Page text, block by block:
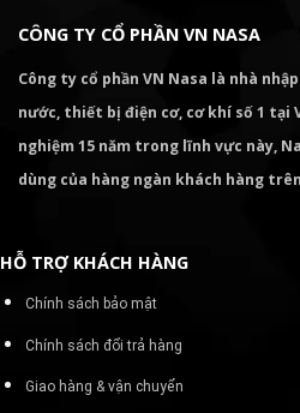
CÔNG TY CỔ PHẦN VN NASA
Công ty cổ phần VN Nasa là nhà
nước, thiết bị điện cơ, cơ khí số 1 tại
nghiệm 15 năm trong lĩnh vực này,
dùng của hàng ngàn khách hàng
HỖ TRỢ KHÁCH HÀNG
Chính sách bảo mật
Chính sách đổi trả hàng
Giao hàng & vận chuyển